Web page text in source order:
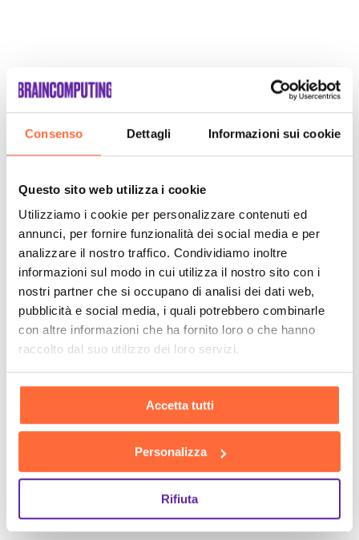
Consenso Dettagli Informazioni sui cookie
Questo sito web utilizza i cookie
Utilizziamo i cookie per personalizzare contenuti ed
annunci, per fornire funzionalità dei social media e per
analizzare il nostro traffico. Condividiamo inoltre
informazioni sul modo in cui utilizza il nostro sito con i
nostri partner che si occupano di analisi dei dati web,
pubblicità e social media, i quali potrebbero combinarle
con altre informazioni che ha fornito loro o che hanno
raccolto dal suo utilizzo dei loro servizi.
Accetta tutti
Personalizza
Rifiuta